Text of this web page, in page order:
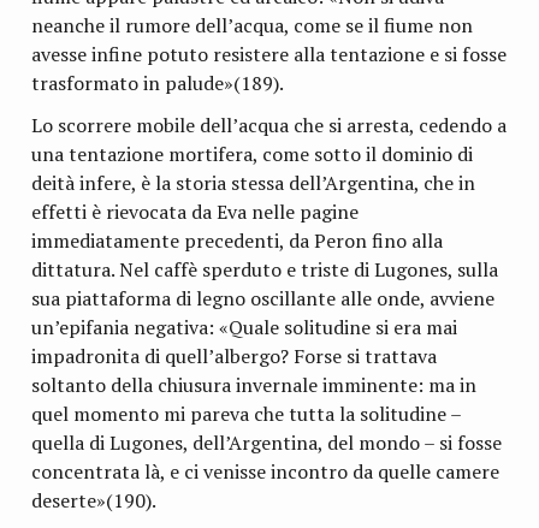
neanche il rumore dell’acqua, come se il fiume non
avesse infine potuto resistere alla tentazione e si fosse
trasformato in palude»(189).
Lo scorrere mobile dell’acqua che si arresta, cedendo a
una tentazione mortifera, come sotto il dominio di
deità infere, è la storia stessa dell’Argentina, che in
effetti è rievocata da Eva nelle pagine
immediatamente precedenti, da Peron fino alla
dittatura. Nel caffè sperduto e triste di Lugones, sulla
sua piattaforma di legno oscillante alle onde, avviene
un’epifania negativa: «Quale solitudine si era mai
impadronita di quell’albergo? Forse si trattava
soltanto della chiusura invernale imminente: ma in
quel momento mi pareva che tutta la solitudine –
quella di Lugones, dell’Argentina, del mondo – si fosse
concentrata là, e ci venisse incontro da quelle camere
deserte»(190).